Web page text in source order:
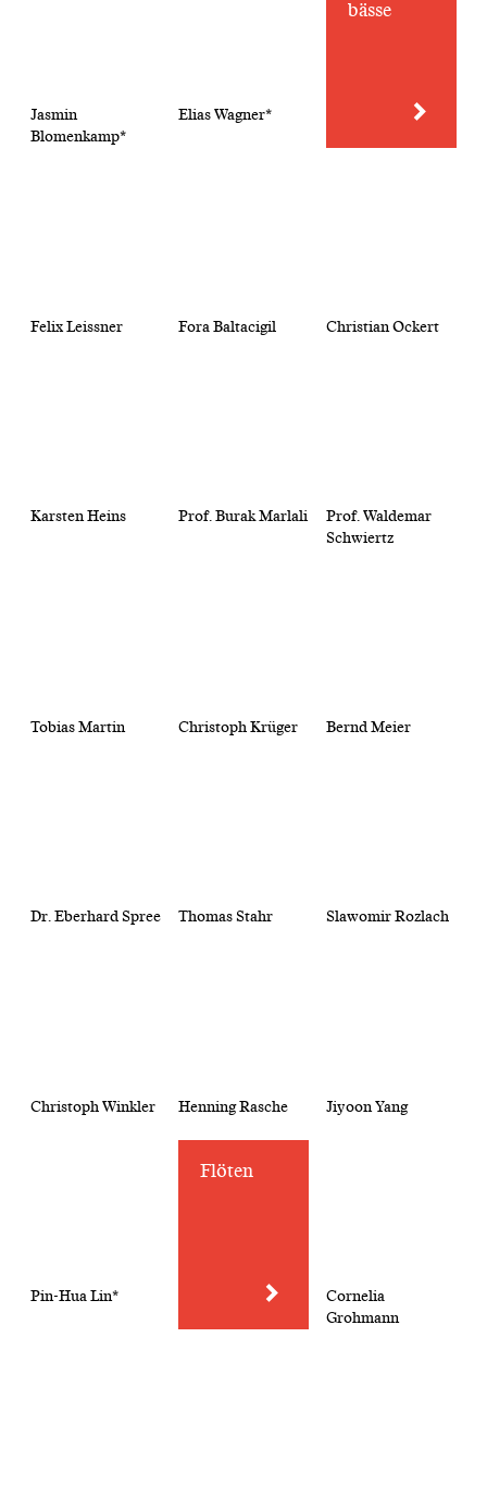
Jasmin
Blomenkamp*
Elias Wagner*
bässe
Felix Leissner Fora Baltacigil Christian Ockert
Karsten Heins Prof. Burak Marlali
Prof. Waldemar
Schwiertz
Tobias Martin Christoph Krüger Bernd Meier
Dr. Eberhard Spree Thomas Stahr Slawomir Rozlach
Christoph Winkler Henning Rasche Jiyoon Yang
Pin-Hua Lin*
Flöten
Cornelia
Grohmann